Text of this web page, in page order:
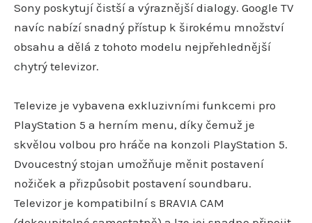
Sony poskytují čistší a výraznější dialogy. Google TV
navíc nabízí snadný přístup k širokému množství
obsahu a dělá z tohoto modelu nejpřehlednější
chytrý televizor.
Televize je vybavena exkluzivními funkcemi pro
PlayStation 5 a herním menu, díky čemuž je
skvělou volbou pro hráče na konzoli PlayStation 5.
Dvoucestný stojan umožňuje měnit postavení
nožiček a přizpůsobit postavení soundbaru.
Televizor je kompatibilní s BRAVIA CAM